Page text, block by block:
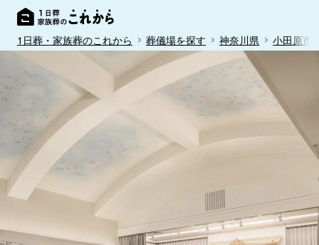
1日葬・家族葬のこれから 葬儀場を探す 神奈川県 小田原市